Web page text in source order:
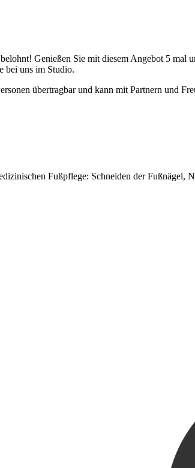
Genießen Sie mit diesem Angebot 5 mal
bei uns im Studio.
übertragbar und kann mit Partnern und
Fußpflege: Schneiden der